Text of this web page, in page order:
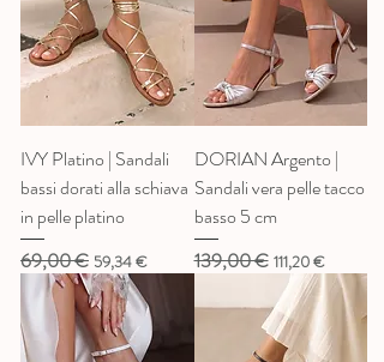
IVY Platino | Sandali
bassi dorati alla schiava
in pelle platino
Prezzo regolare
69,00 € Prezzo scontato
59,34 €
DORIAN Argento |
Sandali vera pelle tacco
basso 5 cm
Prezzo regolare
139,00 € Prezzo scontato
111,20 €